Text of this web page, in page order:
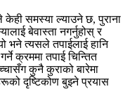
केही समस्या ल्याउने छ, पुराना
बेवास्ता नगर्नुहोस् र
भने त्यसले तपाईलाई हानि
क्रममा तपाई चिन्तित
कुनै कुराको बारेमा
दृष्टिकोण बुझ्ने प्रयास